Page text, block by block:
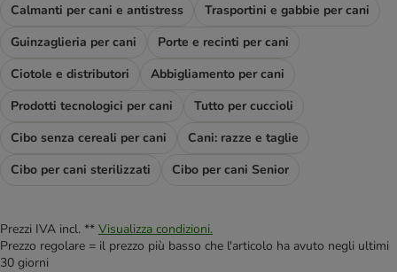
Calmanti per cani e antistress
Trasportini e gabbie per cani
Guinzaglieria per cani
Porte e recinti per cani
Ciotole e distributori
Abbigliamento per cani
Prodotti tecnologici per cani
Tutto per cuccioli
Cibo senza cereali per cani
Cani: razze e taglie
Cibo per cani sterilizzati
Cibo per cani Senior
Prezzi IVA incl. ** Visualizza condizioni.
Prezzo regolare = il prezzo più basso che l'articolo ha avuto negli ultimi
30 giorni